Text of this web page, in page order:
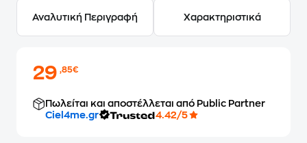
Αναλυτική Περιγραφή Χαρακτηριστικά
29,85€
Πωλείται και αποστέλλεται από Public Partner
Ciel4me.gr
4.42/5